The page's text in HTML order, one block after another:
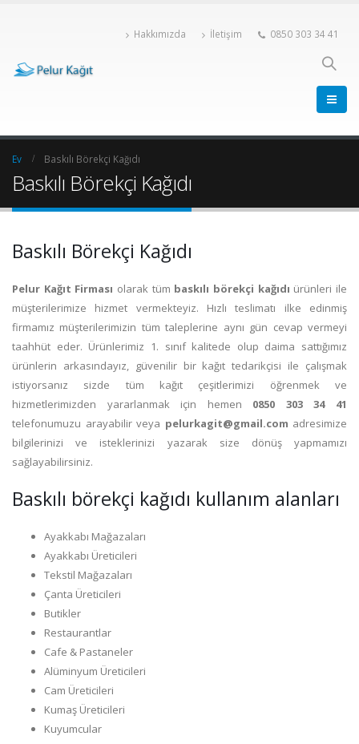
Hakkımızda İletişim 0850 303 34 41
Ev Baskılı Börekçi Kağıdı
Baskılı Börekçi Kağıdı
Baskılı Börekçi Kağıdı
Pelur Kağıt Firması olarak tüm baskılı börekçi kağıdı ürünleri ile
müşterilerimize hizmet vermekteyiz. Hızlı teslimatı ilke edinmiş
firmamız müşterilerimizin tüm taleplerine aynı gün cevap vermeyi
taahhüt eder. Ürünlerimiz 1. sınıf kalitede olup daima sattığımız
ürünlerin arkasındayız, güvenilir bir kağıt tedarikçisi ile çalışmak
istiyorsanız sizde tüm kağıt çeşitlerimizi öğrenmek ve
hizmetlerimizden yararlanmak için hemen 0850 303 34 41
telefonumuzu arayabilir veya pelurkagit@gmail.com adresimize
bilgilerinizi ve isteklerinizi yazarak size dönüş yapmamızı
sağlayabilirsiniz.
Baskılı börekçi kağıdı kullanım alanları
Ayakkabı Mağazaları
Ayakkabı Üreticileri
Tekstil Mağazaları
Çanta Üreticileri
Butikler
Restaurantlar
Cafe & Pastaneler
Alüminyum Üreticileri
Cam Üreticileri
Kumaş Üreticileri
Kuyumcular